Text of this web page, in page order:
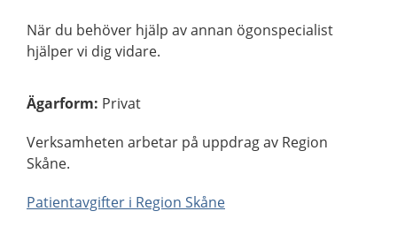
När du behöver hjälp av annan ögonspecialist
hjälper vi dig vidare.
Ägarform: Privat
Verksamheten arbetar på uppdrag av Region
Skåne.
Patientavgifter i Region Skåne